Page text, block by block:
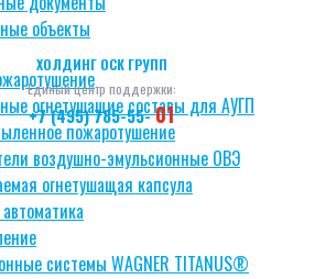
объекты
огнетушащие составы для АУГП
пожаротушение
воздушно-эмульсионные ОВЭ
огнетушащая капсула
системы WAGNER TITANUS®
ХОЛДИНГ ОСК ГРУПП
Единый центр поддержки:
+7 (495) 785-55-01